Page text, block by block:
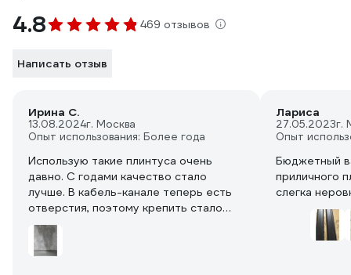
4.8 469 отзывов
Написать отзыв
Ирина С.
13.08.2024г. Москва
Опыт использования: Более года
Использую такие плинтуса очень
давно. С годами качество стало
лучше. В кабель-канале теперь есть
отверстия, поэтому крепить стало
значительно легче.
Выравнивание стен у меня затянулось
бы на долгие месяцы, т. к. одной
Лариса
27.05.2023г.
Опыт
Бюджетный
приличного
слегка